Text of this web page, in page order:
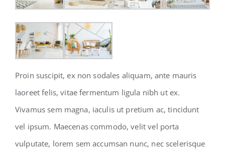
Proin suscipit, ex non sodales aliquam, ante mauris
laoreet felis, vitae fermentum ligula nibh ut ex.
Vivamus sem magna, iaculis ut pretium ac, tincidunt
vel ipsum. Maecenas commodo, velit vel porta
vulputate, lorem sem accumsan nunc, nec scelerisque